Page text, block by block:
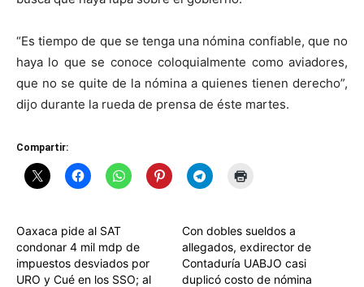
“Es tiempo de que se tenga una nómina confiable, que no
haya lo que se conoce coloquialmente como aviadores,
que no se quite de la nómina a quienes tienen derecho”,
dijo durante la rueda de prensa de éste martes.
Compartir:
Oaxaca pide al SAT
condonar 4 mil mdp de
impuestos desviados por
URO y Cué en los SSO; al
Con dobles sueldos a
allegados, exdirector de
Contaduría UABJO casi
duplicó costo de nómina